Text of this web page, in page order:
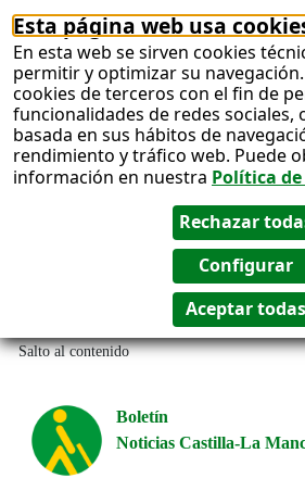
Esta página web usa
En esta web se sirven cookies
permitir y optimizar su
cookies de terceros con el fin de
funcionalidades de redes sociales,
basada en sus hábitos de
rendimiento y tráfico web. Puede
información en nuestra Política
Salto al contenido
Boletín
Noticias Castilla-La